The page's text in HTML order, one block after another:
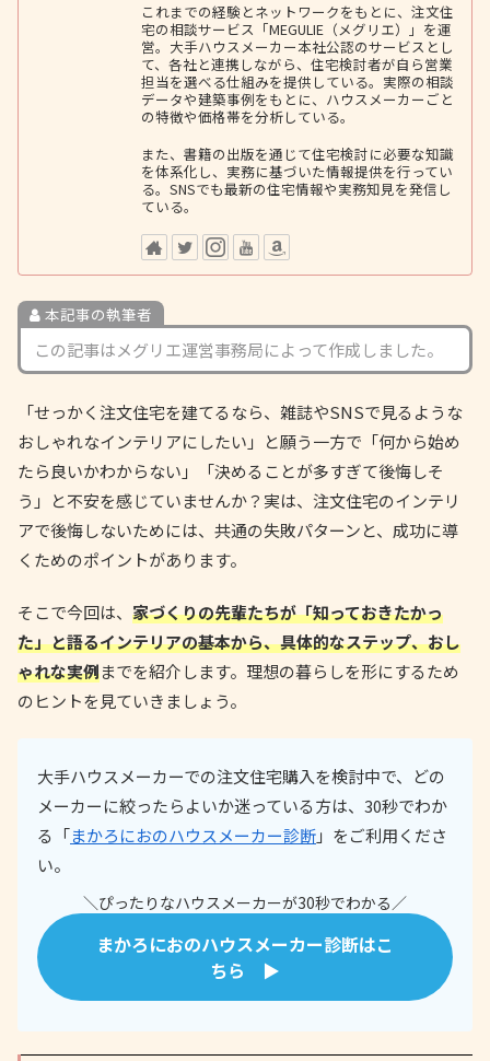
これまでの経験とネットワークをもとに、注文住
宅の相談サービス「MEGULIE（メグリエ）」を運
営。大手ハウスメーカー本社公認のサービスとし
て、各社と連携しながら、住宅検討者が自ら営業
担当を選べる仕組みを提供している。実際の相談
データや建築事例をもとに、ハウスメーカーごと
の特徴や価格帯を分析している。
また、書籍の出版を通じて住宅検討に必要な知識
を体系化し、実務に基づいた情報提供を行ってい
る。SNSでも最新の住宅情報や実務知見を発信し
ている。
本記事の執筆者
この記事はメグリエ運営事務局によって作成しました。
「せっかく注文住宅を建てるなら、雑誌やSNSで見るような
おしゃれなインテリアにしたい」と願う一方で「何から始め
たら良いかわからない」「決めることが多すぎて後悔しそ
う」と不安を感じていませんか？実は、注文住宅のインテリ
アで後悔しないためには、共通の失敗パターンと、成功に導
くためのポイントがあります。
そこで今回は、 家づくりの先輩たちが「知っておきたかっ
た」と語るインテリアの基本から、具体的なステップ、おし
ゃれな実例までを紹介します。理想の暮らしを形にするため
のヒントを見ていきましょう。
大手ハウスメーカーでの注文住宅購入を検討中で、どの
メーカーに絞ったらよいか迷っている方は、30秒でわか
る「まかろにおのハウスメーカー診断」をご利用くださ
い。
＼ぴったりなハウスメーカーが30秒でわかる／
まかろにおのハウスメーカー診断はこ
ちら ▶